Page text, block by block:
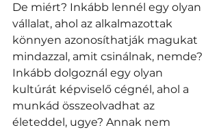
De miért? Inkább lennél egy olyan
vállalat, ahol az alkalmazottak
könnyen azonosíthatják magukat
mindazzal, amit csinálnak, nemde?
Inkább dolgoznál egy olyan
kultúrát képviselő cégnél, ahol a
munkád összeolvadhat az
életeddel, ugye? Annak nem